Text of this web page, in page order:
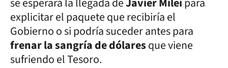
explicitar el paquete que recibiría el
Gobierno o si podría suceder antes para
frenar la sangría de dólaresque viene
sufriendo el Tesoro.